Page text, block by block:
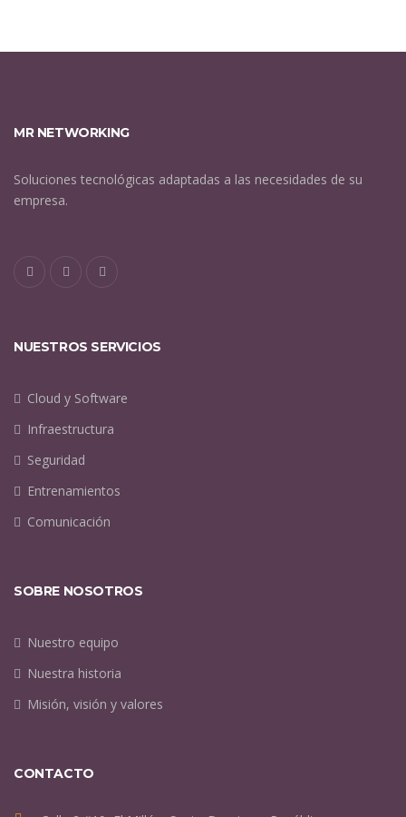
MR NETWORKING
Soluciones tecnológicas adaptadas a las necesidades de su
empresa.
NUESTROS SERVICIOS
Infraestructura
Seguridad
Cloud y Software
Comunicación
Entrenamientos
SOBRE NOSOTROS
Nuestra historia
Misión, visión y valores
Nuestro equipo
CONTACTO